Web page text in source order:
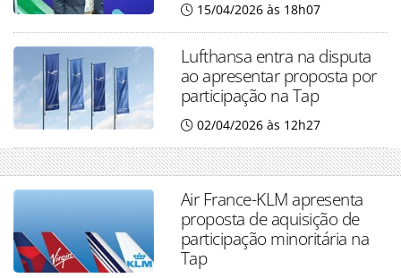
15/04/2026 às 18h07
Lufthansa entra na disputa
ao apresentar proposta por
participação na Tap
02/04/2026 às 12h27
Air France-KLM apresenta
proposta de aquisição de
participação minoritária na
Tap